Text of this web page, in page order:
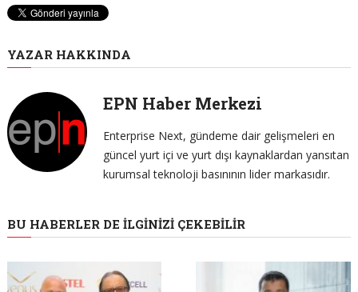
YAZAR HAKKINDA
EPN Haber Merkezi
Enterprise Next, gündeme dair gelişmeleri en
güncel yurt içi ve yurt dışı kaynaklardan yansıtan
kurumsal teknoloji basınının lider markasıdır.
BU HABERLER DE İLGINIZI ÇEKEBILIR